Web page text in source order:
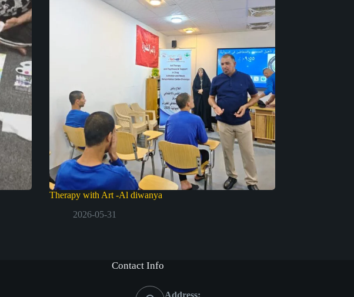
Therapy with Art -Al diwanya
2026-05-31
Contact Info